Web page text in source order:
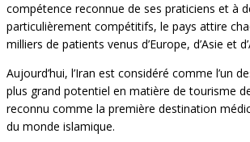
compétence reconnue de ses praticiens et à
particulièrement compétitifs, le pays attire
milliers de patients venus d’Europe, d’Asie et
Aujourd’hui, l’Iran est considéré comme l’un
plus grand potentiel en matière de tourisme
reconnu comme la première destination
du monde islamique.